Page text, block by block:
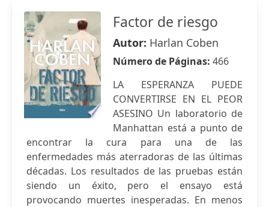
Factor de riesgo
Autor: Harlan Coben
Número de Páginas: 466
LA ESPERANZA PUEDE
CONVERTIRSE EN EL PEOR
ASESINO Un laboratorio de
Manhattan está a punto de
encontrar la cura para una de las
enfermedades más aterradoras de las últimas
décadas. Los resultados de las pruebas están
siendo un éxito, pero el ensayo está
provocando muertes inesperadas. En menos